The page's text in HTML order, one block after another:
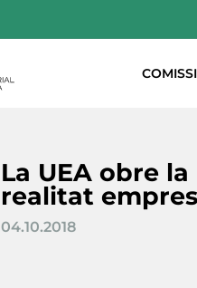
La UEA obre
realitat
04.10.2018